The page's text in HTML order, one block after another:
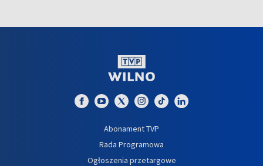
Abonament TVP
Rada Programowa
Ogłoszenia przetargowe